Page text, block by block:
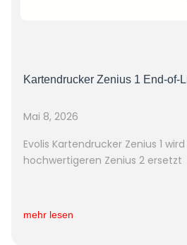
Kartendrucker Zenius 1 End-of-
Mai 8, 2026
Evolis Kartendrucker Zenius 1
hochwertigeren Zenius 2 ersetzt
mehr lesen